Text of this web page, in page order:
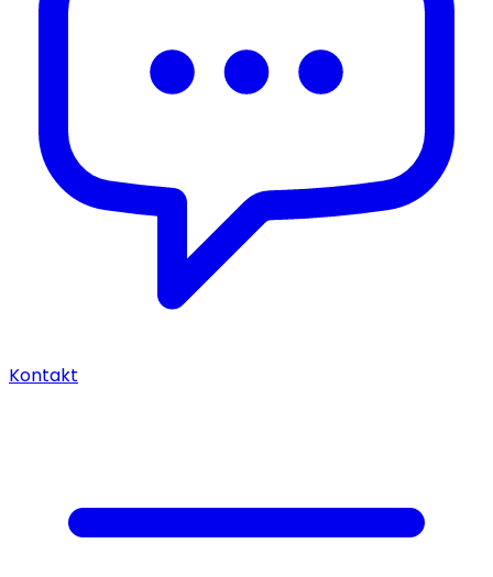
Kontakt